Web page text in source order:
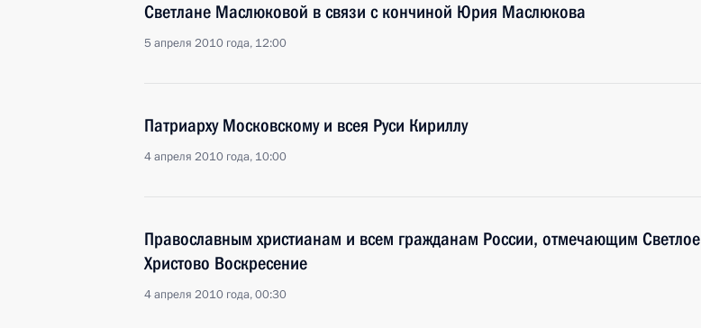
Светлане Маслюковой в связи с кончиной Юрия Маслюкова
5 апреля 2010 года, 12:00
Патриарху Московскому и всея Руси Кириллу
4 апреля 2010 года, 10:00
Православным христианам и всем гражданам России, отмечающим Светлое
Христово Воскресение
4 апреля 2010 года, 00:30